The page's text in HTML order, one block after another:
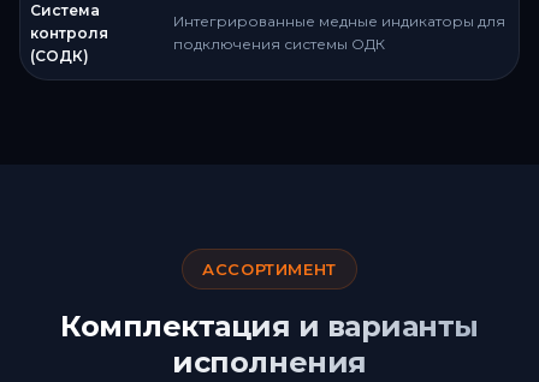
Система
контроля
(СОДК)
Интегрированные медные индикаторы для
подключения системы ОДК
АССОРТИМЕНТ
Комплектация и варианты
исполнения